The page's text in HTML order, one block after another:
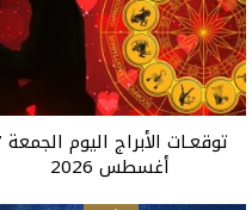
أغسطس 2026